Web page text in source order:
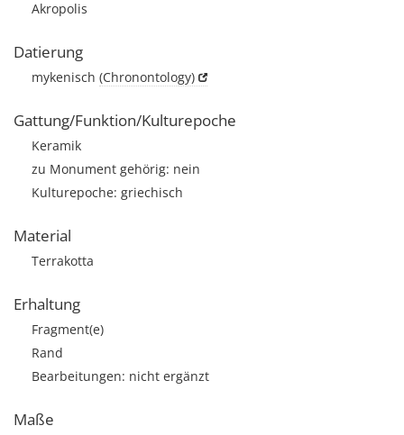
Akropolis
Datierung
mykenisch (Chronontology)
Gattung/Funktion/Kulturepoche
Keramik
zu Monument gehörig: nein
Kulturepoche: griechisch
Material
Terrakotta
Erhaltung
Fragment(e)
Rand
Bearbeitungen: nicht ergänzt
Maße